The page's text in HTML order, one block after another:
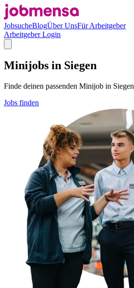
JobsucheBlogÜber UnsFür Arbeitgeber
Arbeitgeber Login
Minijobs in Siegen
Finde deinen passenden Minijob in Siegen
Jobs finden